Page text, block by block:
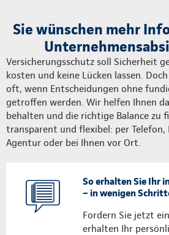
Sie wünschen mehr
Versicherungsschutz soll Sicherheit
kosten und keine Lücken lassen.
oft, wenn Entscheidungen ohne
getroffen werden. Wir helfen Ihnen
behalten und die richtige Balance zu
transparent und flexibel: per Telefon,
Agentur oder bei Ihnen vor Ort.
So erhalten Sie Ihr
– in wenigen
Fordern Sie jetzt
erhalten Ihr